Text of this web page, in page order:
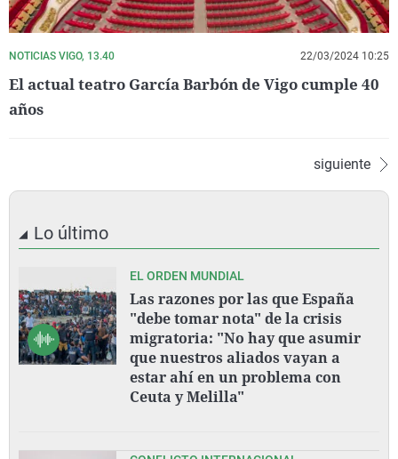
NOTICIAS VIGO, 13.40 22/03/2024 10:25
El actual teatro García Barbón de Vigo cumple 40
años
siguiente
Lo último
EL ORDEN MUNDIAL
Las razones por las que España
"debe tomar nota" de la crisis
migratoria: "No hay que asumir
que nuestros aliados vayan a
estar ahí en un problema con
Ceuta y Melilla"